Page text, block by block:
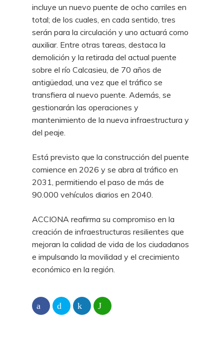
incluye un nuevo puente de ocho carriles en
total; de los cuales, en cada sentido, tres
serán para la circulación y uno actuará como
auxiliar. Entre otras tareas, destaca la
demolición y la retirada del actual puente
sobre el río Calcasieu, de 70 años de
antigüedad, una vez que el tráfico se
transfiera al nuevo puente. Además, se
gestionarán las operaciones y
mantenimiento de la nueva infraestructura y
del peaje.
Está previsto que la construcción del puente
comience en 2026 y se abra al tráfico en
2031, permitiendo el paso de más de
90.000 vehículos diarios en 2040.
ACCIONA reafirma su compromiso en la
creación de infraestructuras resilientes que
mejoran la calidad de vida de los ciudadanos
e impulsando la movilidad y el crecimiento
económico en la región.